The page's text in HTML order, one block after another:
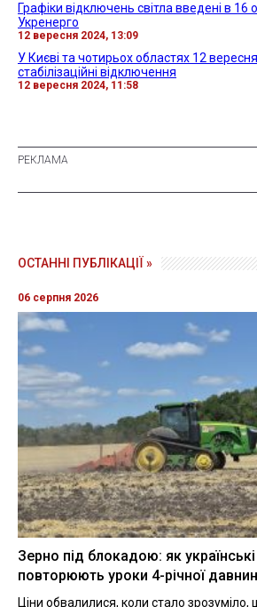
Графіки відключень світла введені в 16
Укренерго
12 вересня 2024, 13:09
У Києві та чотирьох областях 12
стабілізаційні відключення
12 вересня 2024, 11:58
ОСТАННІ ПУБЛІКАЦІЇ »
06 серпня 2026
Зерно під блокадою: як
повторюють уроки 4-річної
Ціни обвалилися, коли стало зрозуміло,